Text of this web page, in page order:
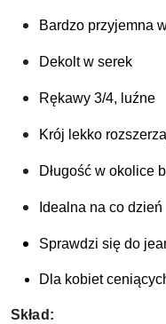
Bardzo przyjemna
Dekolt w serek
Rękawy 3/4, luźne
Krój lekko
Długość w okolice
Idealna na co dzień
Sprawdzi się do
Dla kobiet
Skład: